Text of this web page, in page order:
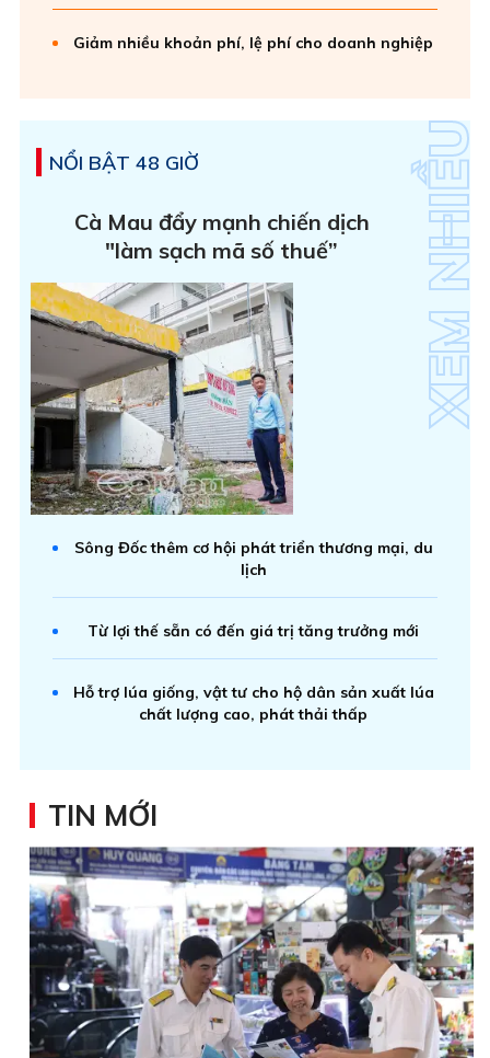
Giảm nhiều khoản phí, lệ phí cho doanh nghiệp
NỔI BẬT 48 GIỜ
Cà Mau đẩy mạnh chiến dịch
"làm sạch mã số thuế”
Sông Đốc thêm cơ hội phát triển thương mại, du
lịch
Từ lợi thế sẵn có đến giá trị tăng trưởng mới
Hỗ trợ lúa giống, vật tư cho hộ dân sản xuất lúa
chất lượng cao, phát thải thấp
TIN MỚI